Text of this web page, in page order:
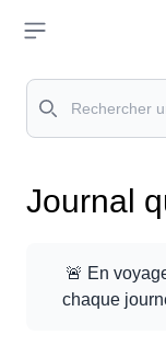
Open sidebar
Rechercher
Journal
🚨 En
chaque